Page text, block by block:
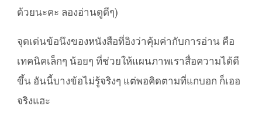
ด้วยนะคะ ลองอ่านดูดีๆ)
จุดเด่นข้อนึงของหนังสือที่อิงว่าคุ้มค่ากับการอ่าน คือ
เทคนิคเล็กๆ น้อยๆ ที่ช่วยให้แผนภาพเราสื่อความได้ดี
ขึ้น อันนี้บางข้อไม่รู้จริงๆ แต่พอคิดตามที่แกบอก ก็เออ
จริงแฮะ